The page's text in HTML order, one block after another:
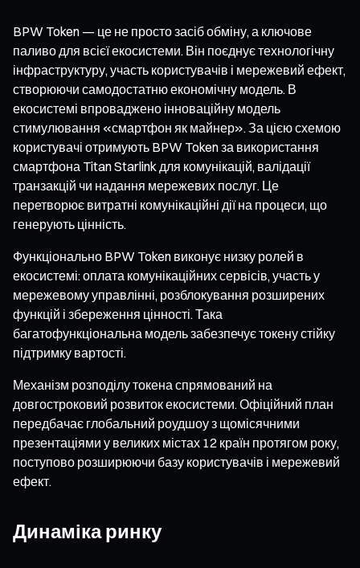
BPW Token — це не просто засіб обміну, а ключове
паливо для всієї екосистеми. Він поєднує технологічну
інфраструктуру, участь користувачів і мережевий ефект,
створюючи самодостатню економічну модель. В
екосистемі впроваджено інноваційну модель
стимулювання «смартфон як майнер». За цією схемою
користувачі отримують BPW Token за використання
смартфона Titan Starlink для комунікацій, валідації
транзакцій чи надання мережевих послуг. Це
перетворює витратні комунікаційні дії на процеси, що
генерують цінність.
Функціонально BPW Token виконує низку ролей в
екосистемі: оплата комунікаційних сервісів, участь у
мережевому управлінні, розблокування розширених
функцій і збереження цінності. Така
багатофункціональна модель забезпечує токену стійку
підтримку вартості.
Механізм розподілу токена спрямований на
довгостроковий розвиток екосистеми. Офіційний план
передбачає глобальний роудшоу з щомісячними
презентаціями у великих містах 12 країн протягом року,
поступово розширюючи базу користувачів і мережевий
ефект.
Динаміка ринку